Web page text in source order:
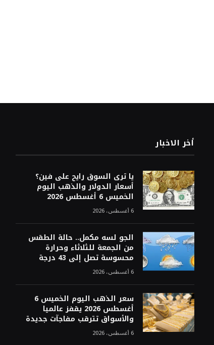
أخر الاخبار
يا ترى السوق رايح على فين؟
أسعار الدولار والذهب اليوم
الخميس 6 أغسطس 2026
6 أغسطس، 2026
الجو لسه مكمل.. حالة الطقس
من الجمعة للثلاثاء وحرارة
محسوسة تصل إلى 43 درجة
6 أغسطس، 2026
سعر الذهب اليوم الخميس 6
أغسطس 2026 يقفز عالميا
والأسواق تترقب مفاجآت جديدة
6 أغسطس، 2026